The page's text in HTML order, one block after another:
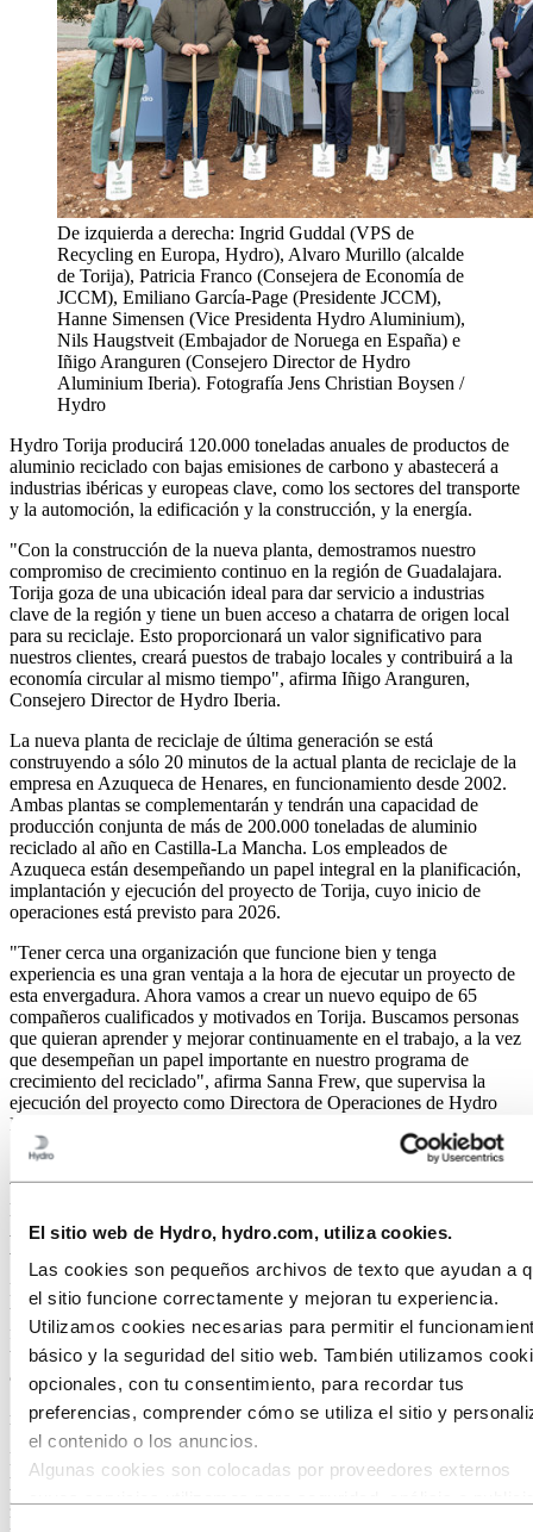
El sitio web de Hydro, hydro.com, utiliza cookies.
Las cookies son pequeños archivos de texto que ayudan a
el sitio funcione correctamente y mejoran tu experiencia.
Utilizamos cookies necesarias para permitir el
básico y la seguridad del sitio web. También utilizamos
opcionales, con tu consentimiento, para recordar tus
preferencias, comprender cómo se utiliza el sitio y
el contenido o los anuncios.
Algunas cookies son colocadas por proveedores externos
De izquierda a derecha: Ingrid Guddal (VPS de
Recycling en Europa, Hydro), Alvaro Murillo (alcalde
de Torija), Patricia Franco (Consejera de Economía de
JCCM), Emiliano García-Page (Presidente JCCM),
Hanne Simensen (Vice Presidenta Hydro Aluminium),
Nils Haugstveit (Embajador de Noruega en España) e
Iñigo Aranguren (Consejero Director de Hydro
Aluminium Iberia). Fotografía Jens Christian Boysen /
Hydro
Hydro Torija producirá 120.000 toneladas anuales de productos de
aluminio reciclado con bajas emisiones de carbono y abastecerá a
industrias ibéricas y europeas clave, como los sectores del transporte
y la automoción, la edificación y la construcción, y la energía.
"Con la construcción de la nueva planta, demostramos nuestro
compromiso de crecimiento continuo en la región de Guadalajara.
Torija goza de una ubicación ideal para dar servicio a industrias
clave de la región y tiene un buen acceso a chatarra de origen local
para su reciclaje. Esto proporcionará un valor significativo para
nuestros clientes, creará puestos de trabajo locales y contribuirá a la
economía circular al mismo tiempo", afirma Iñigo Aranguren,
Consejero Director de Hydro Iberia.
La nueva planta de reciclaje de última generación se está
construyendo a sólo 20 minutos de la actual planta de reciclaje de la
empresa en Azuqueca de Henares, en funcionamiento desde 2002.
Ambas plantas se complementarán y tendrán una capacidad de
producción conjunta de más de 200.000 toneladas de aluminio
reciclado al año en Castilla-La Mancha. Los empleados de
Azuqueca están desempeñando un papel integral en la planificación,
implantación y ejecución del proyecto de Torija, cuyo inicio de
operaciones está previsto para 2026.
"Tener cerca una organización que funcione bien y tenga
experiencia es una gran ventaja a la hora de ejecutar un proyecto de
esta envergadura. Ahora vamos a crear un nuevo equipo de 65
compañeros cualificados y motivados en Torija. Buscamos personas
que quieran aprender y mejorar continuamente en el trabajo, a la vez
que desempeñan un papel importante en nuestro programa de
crecimiento del reciclado", afirma Sanna Frew, que supervisa la
ejecución del proyecto como Directora de Operaciones de Hydro
Recycling en España.
Aumento de la producción de aluminio
reciclado con bajas emisiones de carbono
para las industrias europeas
El aluminio es infinitamente reciclable sin perder las propiedades
únicas que lo hacen ideal para una amplia gama de aplicaciones y un
factor clave para la transición ecológica. Aplicando una avanzada
tecnología de clasificación, Hydro Torija podrá reciclar chatarra de
aluminio que, de otro modo, podría haber acabado en vertederos.
Además, se crearán aleaciones avanzadas para automoción con la
mayor proporción de chatarra reciclada postconsumo del mercado.
El reciclaje de aluminio requiere sólo el 5% de la energía necesaria
para fabricar metal primario en una fundición. A pesar de ello,
grandes volúmenes de chatarra de aluminio se exportan desde
Europa en lugar de volver al circuito.